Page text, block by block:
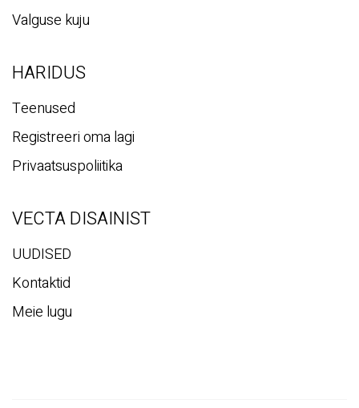
Valguse kuju
HARIDUS
Teenused
Registreeri oma lagi
Privaatsuspoliitika
VECTA DISAINIST
UUDISED
Kontaktid
Meie lugu